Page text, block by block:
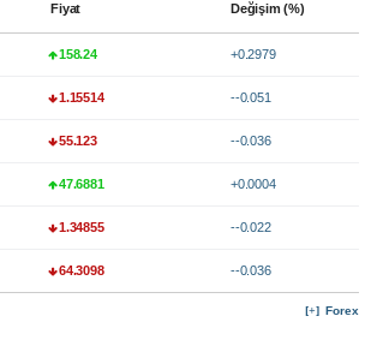
Fiyat Değişim (%)
158.24 +0.2979
1.15514 --0.051
55.123 --0.036
47.6881 +0.0004
1.34855 --0.022
64.3098 --0.036
Forex